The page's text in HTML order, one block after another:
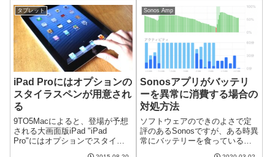
なったそうです。そして、悲し
いことに、Windows Phoneがつ
いに「その他」カテ...
ではそれほど性能を必要としま
せん。Raspberry pi 4はオーデ...
タブレット
iPad Proにはオプションの
スタイラスペンが用意され
る
9TO5Macによると、登場が予想
される大画面版iPad "iPad
Pro"にはオプションでスタイラ
Sonos Amp
Sonosアプリがバッテリ
ーを異常に消費する場合の
対処方法
ソフトウェアのできのよさで定
評のあるSonosですが、ある時異
常にバッテリーを食っているこ